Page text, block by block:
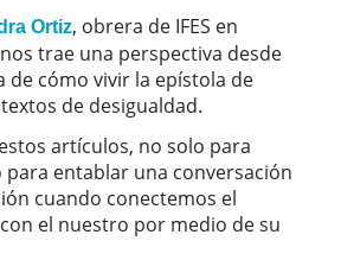
Ortiz, obrera de IFES en
trae una perspectiva desde
de cómo vivir la epístola de
de desigualdad.
artículos, no solo para
entablar una conversación
cuando conectemos el
el nuestro por medio de su